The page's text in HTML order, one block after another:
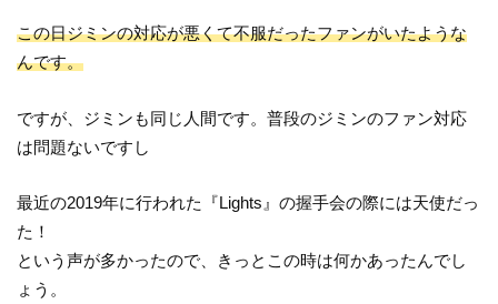
この日ジミンの対応が悪くて不服だったファンがいたような
んです。
ですが、ジミンも同じ人間です。普段のジミンのファン対応
は問題ないですし
最近の2019年に行われた『Lights』の握手会の際には天使だっ
た！
という声が多かったので、きっとこの時は何かあったんでし
ょう。